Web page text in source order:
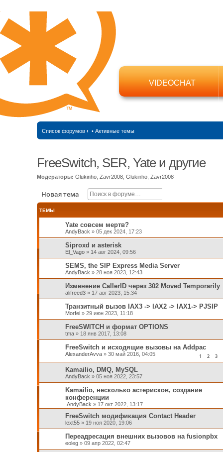
VIDEOCHAT
Список форумов ‹ • Активные темы
FreeSwitch, SER, Yate и другие
Модераторы: Glukinho, Zavr2008, Glukinho, Zavr2008
Новая тема
ТЕМЫ
Yate совсем мертв?
AndyBack» 05 дек 2024, 17:23
Siproxd и asterisk
El_Vago» 14 авг 2024, 09:56
SEMS, the SIP Express Media Server
AndyBack» 28 ноя 2023, 12:43
Изменение CallerID через 302 Moved Temporarily
alifreed3» 17 авг 2023, 15:34
Транзитный вызов IAX3 -> IAX2 -> IAX1-> PJSIP
Morfei» 29 июн 2023, 11:18
FreeSWITCH и формат OPTIONS
tma» 18 янв 2017, 13:08
FreeSwitch и исходящие вызовы на Addpac
AlexanderAvva» 30 май 2016, 04:05 1 2 3
Kamailio, DMQ, MySQL
AndyBack » 05 ноя 2022, 23:57
Kamailio, несколько астерисков, создание
конференции
AndyBack » 17 окт 2022, 13:17
FreeSwitch модификация Contact Header
lext55» 19 ноя 2020, 19:06
Переадресация внешних вызовов на fusionpbx
eoleg» 09 апр 2022, 02:47